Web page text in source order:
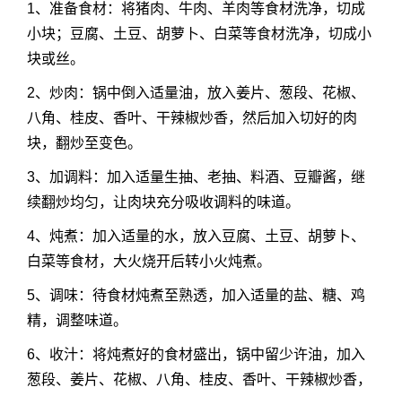
1、准备食材：将猪肉、牛肉、羊肉等食材洗净，切成
小块；豆腐、土豆、胡萝卜、白菜等食材洗净，切成小
块或丝。
2、炒肉：锅中倒入适量油，放入姜片、葱段、花椒、
八角、桂皮、香叶、干辣椒炒香，然后加入切好的肉
块，翻炒至变色。
3、加调料：加入适量生抽、老抽、料酒、豆瓣酱，继
续翻炒均匀，让肉块充分吸收调料的味道。
4、炖煮：加入适量的水，放入豆腐、土豆、胡萝卜、
白菜等食材，大火烧开后转小火炖煮。
5、调味：待食材炖煮至熟透，加入适量的盐、糖、鸡
精，调整味道。
6、收汁：将炖煮好的食材盛出，锅中留少许油，加入
葱段、姜片、花椒、八角、桂皮、香叶、干辣椒炒香，